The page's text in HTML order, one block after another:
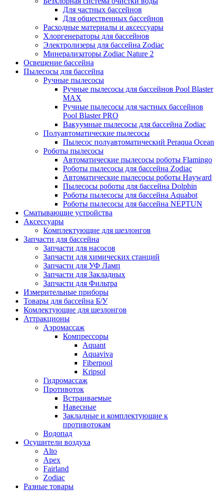
Для частных бассейнов
Для общественных бассейнов
Расходные материалы и аксессуары
Хлоргенераторы для бассейнов
Электролизеры для бассейна Zodiac
Минерализаторы Zodiac Nature 2
Освещение бассейна
Пылесосы для бассейна
Ручные пылесосы
Ручные пылесосы для бассейнов Pool Blaster
MAX
Ручные пылесосы для частных бассейнов
Pool Blaster PRO
Вакуумные пылесосы для бассейна Zodiac
Полуавтоматические пылесосы
Пылесос полуавтоматический Peraqua Ocean
Роботы пылесосы
Автоматические пылесосы роботы Flamingo
Роботы пылесосы для бассейна Zodiac
Автоматические пылесосы роботы Hayward
Пылесосы роботы для бассейна Dolphin
Роботы пылесосы для бассейна Aquabot
Роботы пылесосы для бассейна NEPTUN
Сматывающие устройства
Аксессуары
Комплектующие для шезлонгов
Запчасти для бассейна
Запчасти для насосов
Запчасти для химических станций
Запчасти для УФ Ламп
Запчасти для Закладных
Запчасти для Фильтра
Измерительные приборы
Товары для бассейна Б/У
Комлектующие для шезлонгов
Аттракционы
Аэромассаж
Компрессоры
Aquant
Aquaviva
Fiberpool
Kripsol
Гидромассаж
Противоток
Встраиваемые
Навесные
Закладные и комплектующие к
противотокам
Водопад
Осушители воздуха
Alto
Apex
Fairland
Zodiac
Разные товары